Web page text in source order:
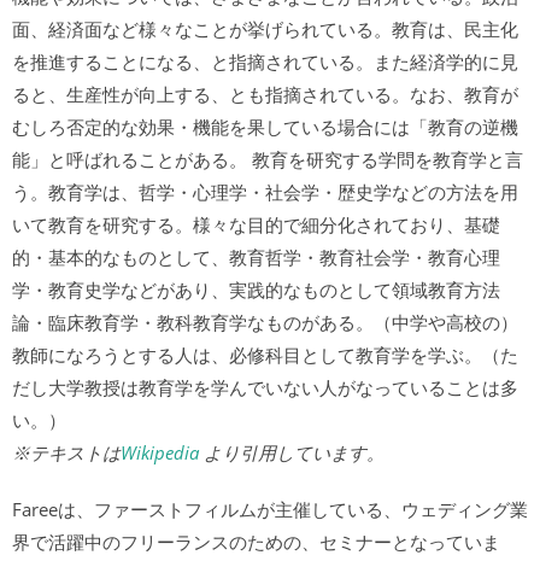
面、経済面など様々なことが挙げられている。教育は、民主化
を推進することになる、と指摘されている。また経済学的に見
ると、生産性が向上する、とも指摘されている。なお、教育が
むしろ否定的な効果・機能を果している場合には「教育の逆機
能」と呼ばれることがある。 教育を研究する学問を教育学と言
う。教育学は、哲学・心理学・社会学・歴史学などの方法を用
いて教育を研究する。様々な目的で細分化されており、基礎
的・基本的なものとして、教育哲学・教育社会学・教育心理
学・教育史学などがあり、実践的なものとして領域教育方法
論・臨床教育学・教科教育学なものがある。（中学や高校の）
教師になろうとする人は、必修科目として教育学を学ぶ。（た
だし大学教授は教育学を学んでいない人がなっていることは多
い。）
※テキストはWikipedia より引用しています。
Fareeは、ファーストフィルムが主催している、ウェディング業
界で活躍中のフリーランスのための、セミナーとなっていま